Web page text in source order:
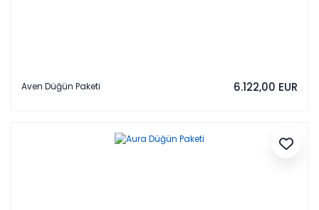
Aven Düğün Paketi 6.122,00 EUR